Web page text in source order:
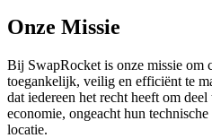
Onze Missie
Bij SwapRocket is onze missie om
toegankelijk, veilig en efficiënt te
dat iedereen het recht heeft om
economie, ongeacht hun
locatie.